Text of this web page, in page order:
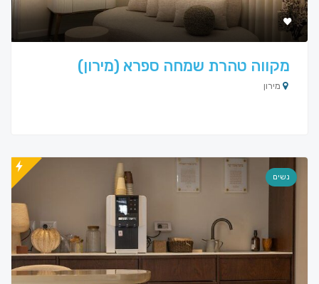
מקווה טהרת שמחה ספרא (מירון)
מירון
נשים